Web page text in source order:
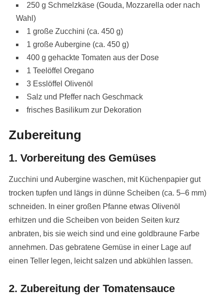
250 g Schmelzkäse (Gouda, Mozzarella oder nach
Wahl)
1 große Zucchini (ca. 450 g)
1 große Aubergine (ca. 450 g)
400 g gehackte Tomaten aus der Dose
1 Teelöffel Oregano
3 Esslöffel Olivenöl
Salz und Pfeffer nach Geschmack
frisches Basilikum zur Dekoration
Zubereitung
1. Vorbereitung des Gemüses
Zucchini und Aubergine waschen, mit Küchenpapier gut
trocken tupfen und längs in dünne Scheiben (ca. 5–6 mm)
schneiden. In einer großen Pfanne etwas Olivenöl
erhitzen und die Scheiben von beiden Seiten kurz
anbraten, bis sie weich sind und eine goldbraune Farbe
annehmen. Das gebratene Gemüse in einer Lage auf
einen Teller legen, leicht salzen und abkühlen lassen.
2. Zubereitung der Tomatensauce